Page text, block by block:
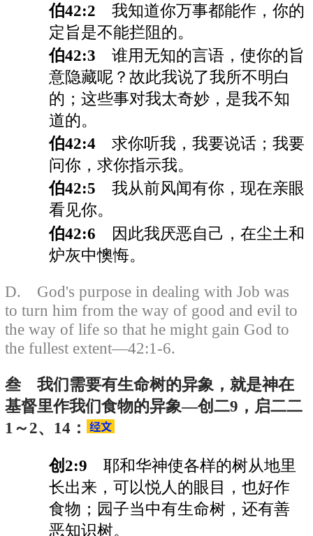
伯42:2 我知道你万事都能作，你的
定旨是不能拦阻的。
伯42:3 谁用无知的言语，使你的旨
意隐藏呢？故此我说了我所不明白
的；这些事对我太奇妙，是我不知
道的。
伯42:4 求你听我，我要说话；我要
问你，求你指示我。
伯42:5 我从前风闻有你，现在亲眼
看见你。
伯42:6 因此我厌恶自己，在尘土和
炉灰中懊悔。
D. God's purpose in dealing with Job was
to turn him from the way of good and evil to
the way of life so that he might gain God to
the fullest extent—42:1-6.
叁 我们需要有生命树的异象，就是神在
基督里作我们食物的异象—创二9，启二二
1～2、14：
创2:9 耶和华神使各样的树从地里
长出来，可以悦人的眼目，也好作
食物；园子当中有生命树，还有善
恶知识树。